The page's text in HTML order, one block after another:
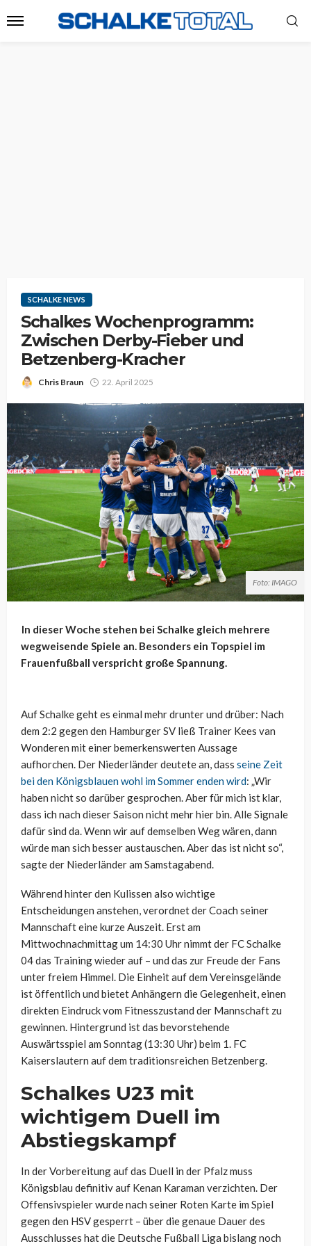
SCHALKE NEWS
Schalkes Wochenprogramm:
Zwischen Derby-Fieber und
Betzenberg-Kracher
Chris Braun 22. April 2025
Foto: IMAGO
In dieser Woche stehen bei Schalke gleich mehrere
wegweisende Spiele an. Besonders ein Topspiel im
Frauenfußball verspricht große Spannung.
Auf Schalke geht es einmal mehr drunter und drüber: Nach
dem 2:2 gegen den Hamburger SV ließ Trainer Kees van
Wonderen mit einer bemerkenswerten Aussage
aufhorchen. Der Niederländer deutete an, dass seine Zeit
bei den Königsblauen wohl im Sommer enden wird: „Wir
haben nicht so darüber gesprochen. Aber für mich ist klar,
dass ich nach dieser Saison nicht mehr hier bin. Alle Signale
dafür sind da. Wenn wir auf demselben Weg wären, dann
würde man sich besser austauschen. Aber das ist nicht so“,
sagte der Niederländer am Samstagabend.
Während hinter den Kulissen also wichtige
Entscheidungen anstehen, verordnet der Coach seiner
Mannschaft eine kurze Auszeit. Erst am
Mittwochnachmittag um 14:30 Uhr nimmt der FC Schalke
04 das Training wieder auf – und das zur Freude der Fans
unter freiem Himmel. Die Einheit auf dem Vereinsgelände
ist öffentlich und bietet Anhängern die Gelegenheit, einen
direkten Eindruck vom Fitnesszustand der Mannschaft zu
gewinnen. Hintergrund ist das bevorstehende
Auswärtsspiel am Sonntag (13:30 Uhr) beim 1. FC
Kaiserslautern auf dem traditionsreichen Betzenberg.
Schalkes U23 mit
wichtigem Duell im
Abstiegskampf
In der Vorbereitung auf das Duell in der Pfalz muss
Königsblau definitiv auf Kenan Karaman verzichten. Der
Offensivspieler wurde nach seiner Roten Karte im Spiel
gegen den HSV gesperrt – über die genaue Dauer des
Ausschlusses hat die Deutsche Fußball Liga bislang noch